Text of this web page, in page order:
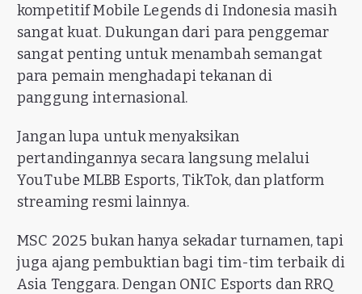
kompetitif Mobile Legends di Indonesia masih
sangat kuat. Dukungan dari para penggemar
sangat penting untuk menambah semangat
para pemain menghadapi tekanan di
panggung internasional.
Jangan lupa untuk menyaksikan
pertandingannya secara langsung melalui
YouTube MLBB Esports, TikTok, dan platform
streaming resmi lainnya.
MSC 2025 bukan hanya sekadar turnamen, tapi
juga ajang pembuktian bagi tim-tim terbaik di
Asia Tenggara. Dengan ONIC Esports dan RRQ